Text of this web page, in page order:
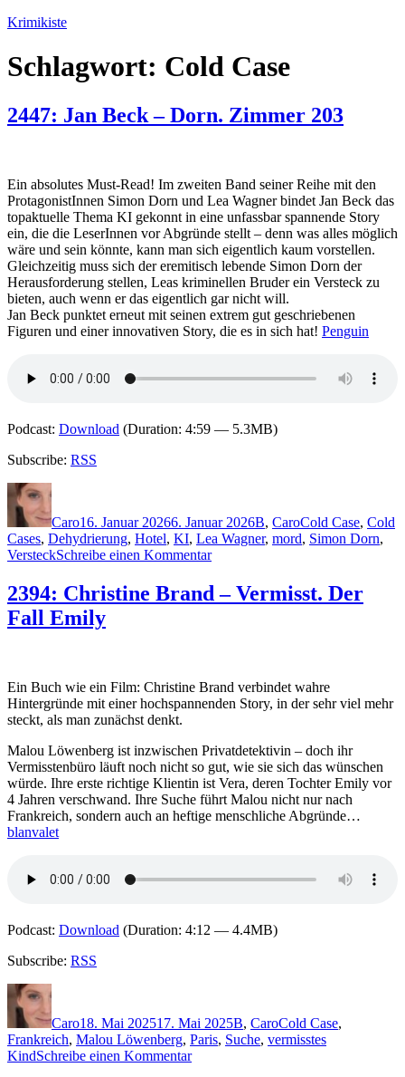
Zum
springen
Krimikiste
Schlagwort: Cold Case
2447: Jan Beck – Dorn. Zimmer 203
Ein absolutes Must-Read! Im zweiten Band seiner Reihe mit den
ProtagonistInnen Simon Dorn und Lea Wagner bindet Jan Beck das
topaktuelle Thema KI gekonnt in eine unfassbar spannende Story
ein, die die LeserInnen vor Abgründe stellt – denn was alles möglich
wäre und sein könnte, kann man sich eigentlich kaum vorstellen.
Gleichzeitig muss sich der eremitisch lebende Simon Dorn der
Herausforderung stellen, Leas kriminellen Bruder ein Versteck zu
bieten, auch wenn er das eigentlich gar nicht will.
Jan Beck punktet erneut mit seinen extrem gut geschriebenen
Figuren und einer innovativen Story, die es in sich hat! Penguin
Podcast: Download (Duration: 4:59 — 5.3MB)
Subscribe: RSS
Autor
Caro16. Januar 20266. Januar 2026B, CaroCold Case, Cold
Cases, Dehydrierung, Hotel, KI, Lea Wagner, mord, Simon Dorn,
VersteckSchreibe einen Kommentarzu
Jan
Beck
2394: Christine Brand – Vermisst. Der
Fall Emily
Ein Buch wie ein Film: Christine Brand verbindet wahre
Hintergründe mit einer hochspannenden Story, in der sehr viel mehr
steckt, als man zunächst denkt.
Malou Löwenberg ist inzwischen Privatdetektivin – doch ihr
Vermisstenbüro läuft noch nicht so gut, wie sie sich das wünschen
würde. Ihre erste richtige Klientin ist Vera, deren Tochter Emily vor
4 Jahren verschwand. Ihre Suche führt Malou nicht nur nach
Frankreich, sondern auch an heftige menschliche Abgründe…
blanvalet
Podcast: Download (Duration: 4:12 — 4.4MB)
Subscribe: RSS
Autor
Caro18. Mai 202517. Mai 2025B, CaroCold Case,
Frankreich, Malou Löwenberg, Paris, Suche, vermisstes
KindSchreibe einen Kommentarzu